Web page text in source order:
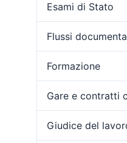
Esami di Stato
Flussi
Formazione
Gare e contratti
Giudice del